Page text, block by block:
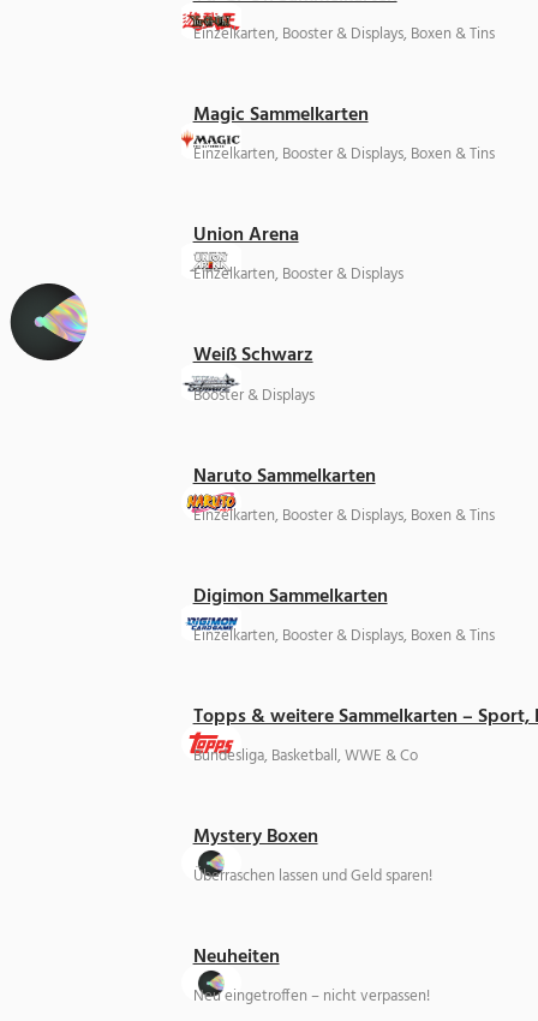
Einzelkarten, Booster & Displays, Boxen & Tins
Magic Sammelkarten
Einzelkarten, Booster & Displays, Boxen & Tins
Union Arena
Einzelkarten, Booster & Displays
Weiß Schwarz
Booster & Displays
Naruto Sammelkarten
Einzelkarten, Booster & Displays, Boxen & Tins
Digimon Sammelkarten
Einzelkarten, Booster & Displays, Boxen & Tins
Topps & weitere Sammelkarten –
Bundesliga, Basketball, WWE & Co
Mystery Boxen
Überraschen lassen und Geld sparen!
Neuheiten
Neu eingetroffen – nicht verpassen!